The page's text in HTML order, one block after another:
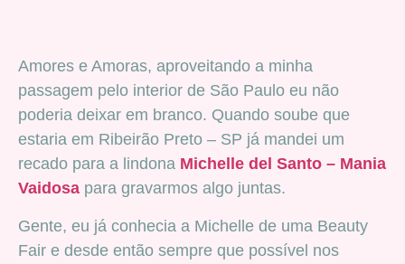
Amores e Amoras, aproveitando a minha
passagem pelo interior de São Paulo eu não
poderia deixar em branco. Quando soube que
estaria em Ribeirão Preto – SP já mandei um
recado para a lindona Michelle del Santo – Mania
Vaidosa para gravarmos algo juntas.
Gente, eu já conhecia a Michelle de uma Beauty
Fair e desde então sempre que possível nos